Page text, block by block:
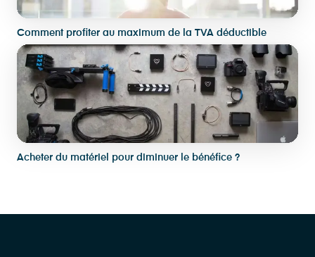
Comment profiter au maximum de la TVA déductible
Acheter du matériel pour diminuer le bénéfice ?